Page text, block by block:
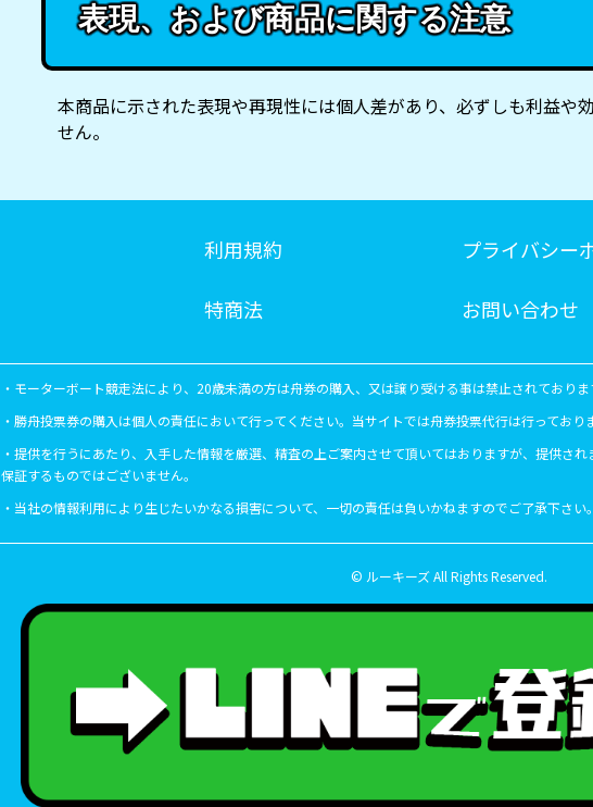
表現、および商品に関する注意
本商品に示された表現や再現性には個人差があり、必ずしも利益や
せん。
利用規約 プライバシー
特商法 お問い合わせ
・モーターボート競走法により、20歳未満の方は舟券の購入、又は譲り受ける事は禁止されておりま
・勝舟投票券の購入は個人の責任において行ってください。当サイトでは舟券投票代行は行っており
・提供を行うにあたり、入手した情報を厳選、精査の上ご案内させて頂いてはおりますが、提供さ
保証するものではございません。
・当社の情報利用により生じたいかなる損害について、一切の責任は負いかねますのでご了承下さい。
© ルーキーズ All Rights Reserved.